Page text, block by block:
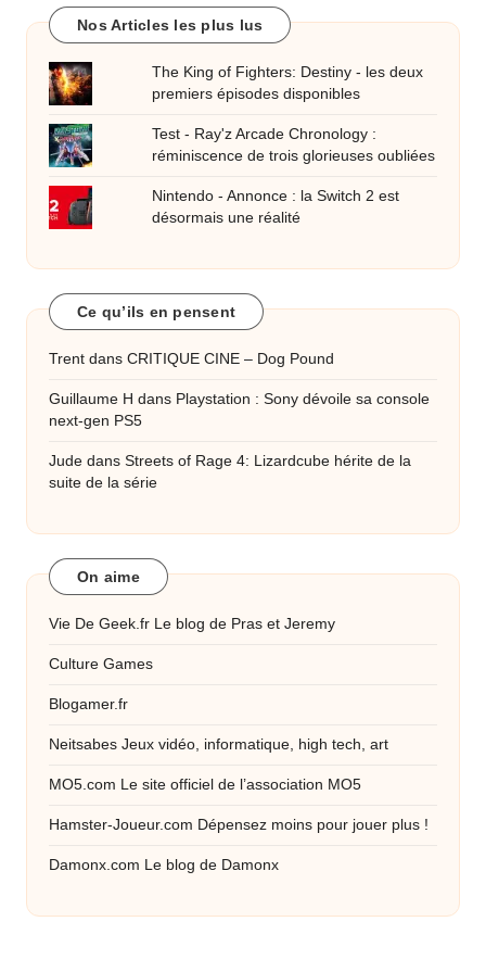
Nos Articles les plus lus
The King of Fighters: Destiny - les deux
premiers épisodes disponibles
Test - Ray'z Arcade Chronology :
réminiscence de trois glorieuses oubliées
Nintendo - Annonce : la Switch 2 est
désormais une réalité
Ce qu’ils en pensent
Trent dans CRITIQUE CINE – Dog Pound
Guillaume H dans Playstation : Sony dévoile sa console
next-gen PS5
Jude dans Streets of Rage 4: Lizardcube hérite de la
suite de la série
On aime
Vie De Geek.fr Le blog de Pras et Jeremy
Culture Games
Blogamer.fr
Neitsabes Jeux vidéo, informatique, high tech, art
MO5.com Le site officiel de l’association MO5
Hamster-Joueur.com Dépensez moins pour jouer plus !
Damonx.com Le blog de Damonx